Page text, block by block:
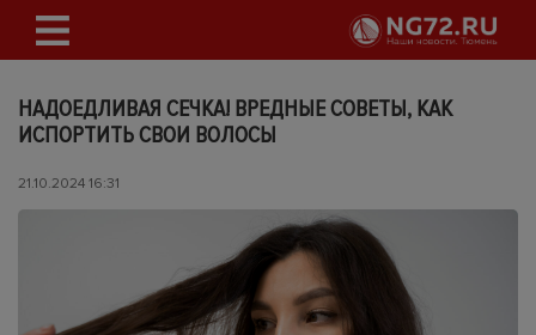
НАДОЕДЛИВАЯ СЕЧКА! ВРЕДНЫЕ СОВЕТЫ, КАК
ИСПОРТИТЬ СВОИ ВОЛОСЫ
21.10.2024 16:31